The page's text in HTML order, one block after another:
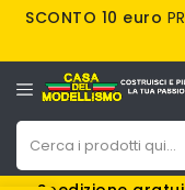
SCONTO 10 euro